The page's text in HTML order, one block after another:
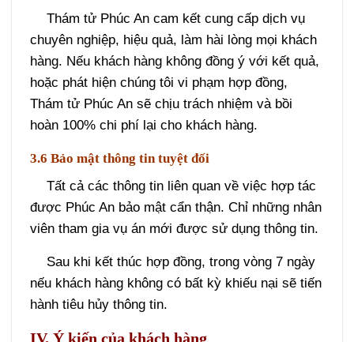
qua website) để làm việc, trao đổi. Sau khi thống
nhất các điều khoản sẽ tiến hành ký kết hợp
đồng, mỗi bên sẽ giữ một bản để tiện cho việc
theo dõi, giám sát và nghiệm thu kết quả.
3.5 Bồi hoàn 100% nếu vi phạm
Thám tử Phúc An cam kết cung cấp dịch vụ
chuyên nghiệp, hiệu quả, làm hài lòng mọi khách
hàng. Nếu khách hàng không đồng ý với kết quả,
hoặc phát hiện chúng tôi vi phạm hợp đồng,
hoàn 100% chi phí lại cho khách hàng.
3.6 Bảo mật thông tin tuyệt đối
Tất cả các thông tin liên quan về việc hợp tác